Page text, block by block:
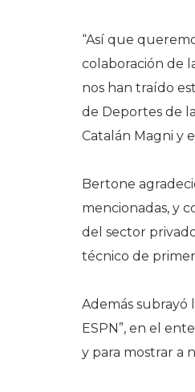
“Así que
colaboración de
nos han traído
de Deportes de
Catalán Magni y
Bertone
mencionadas, y
del sector
técnico de primer
Además subrayó
ESPN”, en el
y para mostrar a